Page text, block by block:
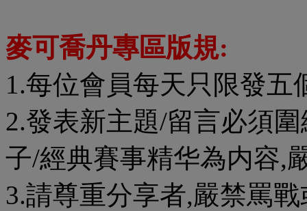
麥可喬丹專區版規:
1.每位會員每天只限發五
2.發表新主題/留言必須
子/經典賽事精华為内容,
3.請尊重分享者,嚴禁罵